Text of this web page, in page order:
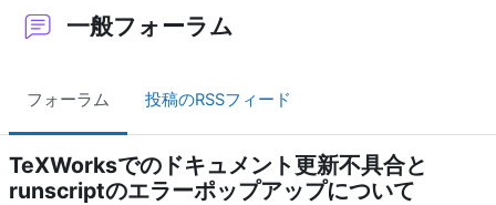
一般フォーラム
フォーラム 投稿のRSSフィード
TeXWorksでのドキュメント更新不具合と
runscriptのエラーポップアップについて